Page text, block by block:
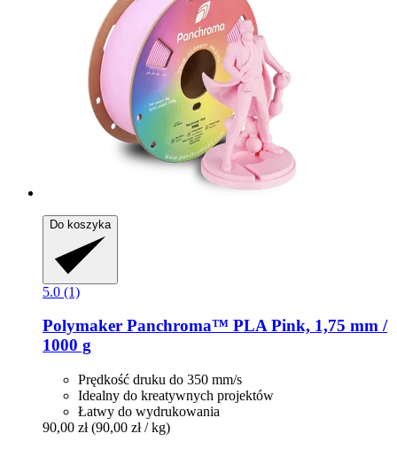
Do koszyka
5.0 (1)
Polymaker Panchroma™ PLA Pink, 1,75 mm /
1000 g
Prędkość druku do 350 mm/s
Idealny do kreatywnych projektów
Łatwy do wydrukowania
90,00 zł (90,00 zł / kg)